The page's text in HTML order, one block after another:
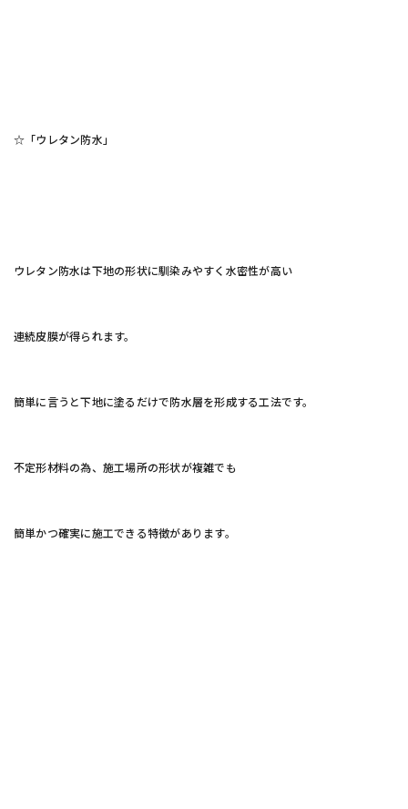
☆「ウレタン防水」
ウレタン防水は下地の形状に馴染みやすく水密性が高い
連続皮膜が得られます。
簡単に言うと下地に塗るだけで防水層を形成する工法です。
不定形材料の為、施工場所の形状が複雑でも
簡単かつ確実に施工できる特徴があります。